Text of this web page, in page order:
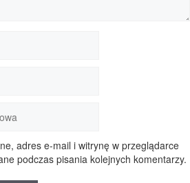
adres e-mail i witrynę w przeglądarce
podczas pisania kolejnych komentarzy.